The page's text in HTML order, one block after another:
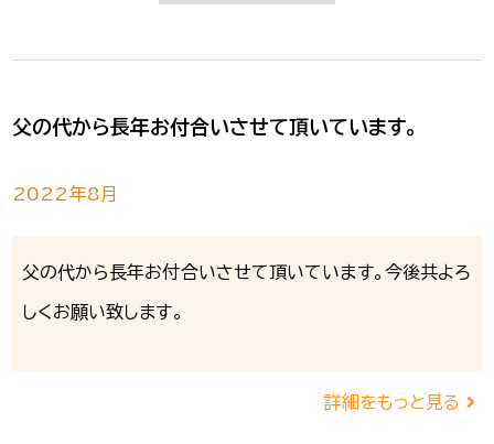
父の代から長年お付合いさせて頂いています。
2022年8月
父の代から長年お付合いさせて頂いています。今後共よろ
しくお願い致します。
詳細をもっと見る